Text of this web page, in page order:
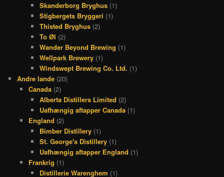
Skanderborg Bryghus (1)
Stigbergets Bryggeri (1)
Thisted Bryghus (2)
To Øl (2)
Wander Beyond Brewing (1)
Wellpark Brewery (1)
Windswept Brewing Co. Ltd. (1)
Andre lande (20)
Canada(2)
Alberta Distillers Limited (2)
Uafhængig aftapper Canada (1)
England (2)
Bimber Distillery (1)
St. George's Distillery (1)
Uafhængig aftapper England (1)
Frankrig (1)
Distillerie Warenghem (1)